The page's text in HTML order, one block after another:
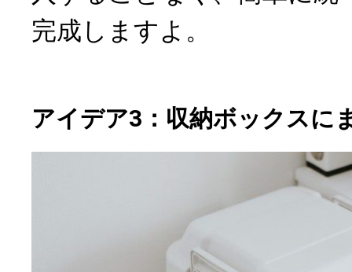
完成しますよ。
アイデア3：収納ボックスに